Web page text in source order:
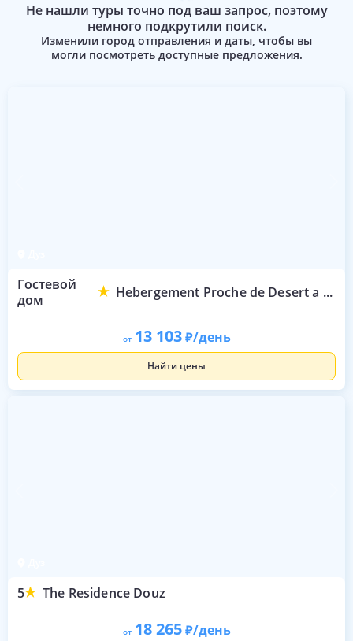
Не нашли туры точно под ваш запрос, поэтому
немного подкрутили поиск.
Изменили город отправления и даты, чтобы вы
могли посмотреть доступные предложения.
Гостевой
дом
Hebergement Proche de Desert a Douz
от 13 103 /день
Найти цены
5 The Residence Douz
от 18 265 /день